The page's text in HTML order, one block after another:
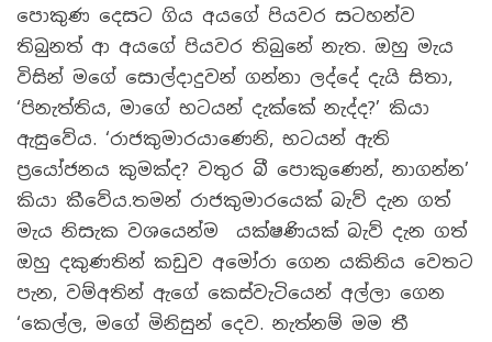
පොකුණ දෙසට ගිය අයගේ පියවර සටහන්ව
තිබුනත් ආ අයගේ පියවර තිබුනේ නැත. ඔහු මැය
විසින් මගේ සොල්දාදුවන් ගන්නා ලද්දේ දැයි සිතා,
‘පිනැත්තිය, මාගේ භටයන් දැක්කේ නැද්ද?’ කියා
ඇසුවේය. ‘රාජකුමාරයාණෙනි, භටයන් ඇති
ප්‍රයෝජනය කුමක්ද? වතුර බී පොකුණෙන්, නාගන්න’
කියා කීවේය.තමන් රාජකුමාරයෙක් බැව් දැන ගත්
මැය නිසැක වශයෙන්ම යක්ෂණියක් බැව් දැන ගත්
ඔහු දකුණතින් කඩුව අමෝරා ගෙන යකිනිය වෙතට
පැන, වම්අතින් ඇගේ කෙස්වැටියෙන් අල්ලා ගෙන
‘කෙල්ල, මගේ මිනිසුන් දෙව. නැත්නම් මම තී